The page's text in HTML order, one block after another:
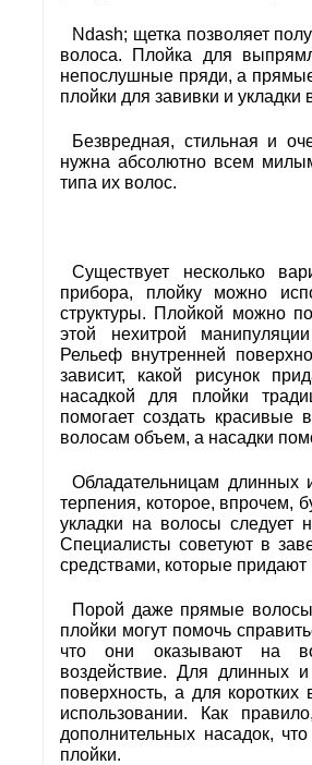
Ndash; щетка позволяет
волоса. Плойка для
непослушные пряди, а
плойки для завивки и укладки
Безвредная, стильная и
нужна абсолютно всем
типа их волос.
Существует несколько
прибора, плойку можно
структуры. Плойкой можно
этой нехитрой
Рельеф внутренней
зависит, какой рисунок
насадкой для плойки
помогает создать
волосам объем, а насадки
Обладательницам длинных
терпения, которое, впрочем,
укладки на волосы следует
Специалисты советуют в
средствами, которые
Порой даже прямые волосы
плойки могут помочь
что они оказывают на
воздействие. Для длинных
поверхность, а для
использовании. Как
дополнительных насадок,
плойки.